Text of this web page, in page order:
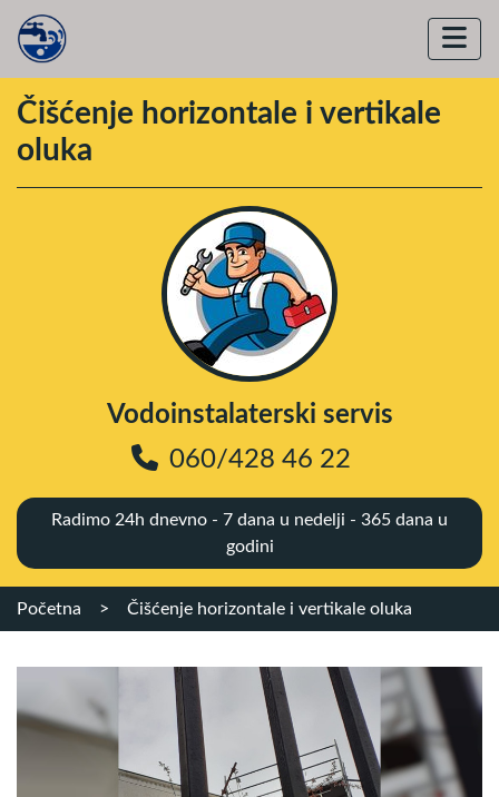
Čišćenje horizontale i vertikale
oluka
Vodoinstalaterski servis
060/428 46 22
Radimo 24h dnevno - 7 dana u nedelji - 365 dana u
godini
Početna > Čišćenje horizontale i vertikale oluka